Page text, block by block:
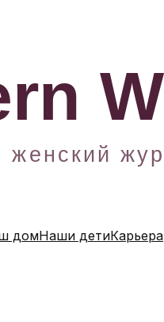
домНаши детиКарьера